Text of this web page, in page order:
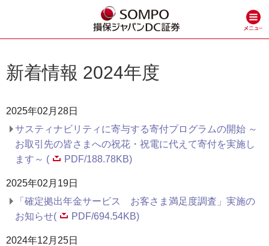
新着情報 2024年度
2025年02月28日
サスティナビリティに寄与する寄付プログラムの開始 ～
お取引先の皆さまへの祝花・祝電に代えて寄付を実施し
ます～ (
PDF/188.78KB)
2025年02月19日
「確定拠出年金サービス お客さま満足度調査」実施の
お知らせ(
PDF/694.54KB)
2024年12月25日